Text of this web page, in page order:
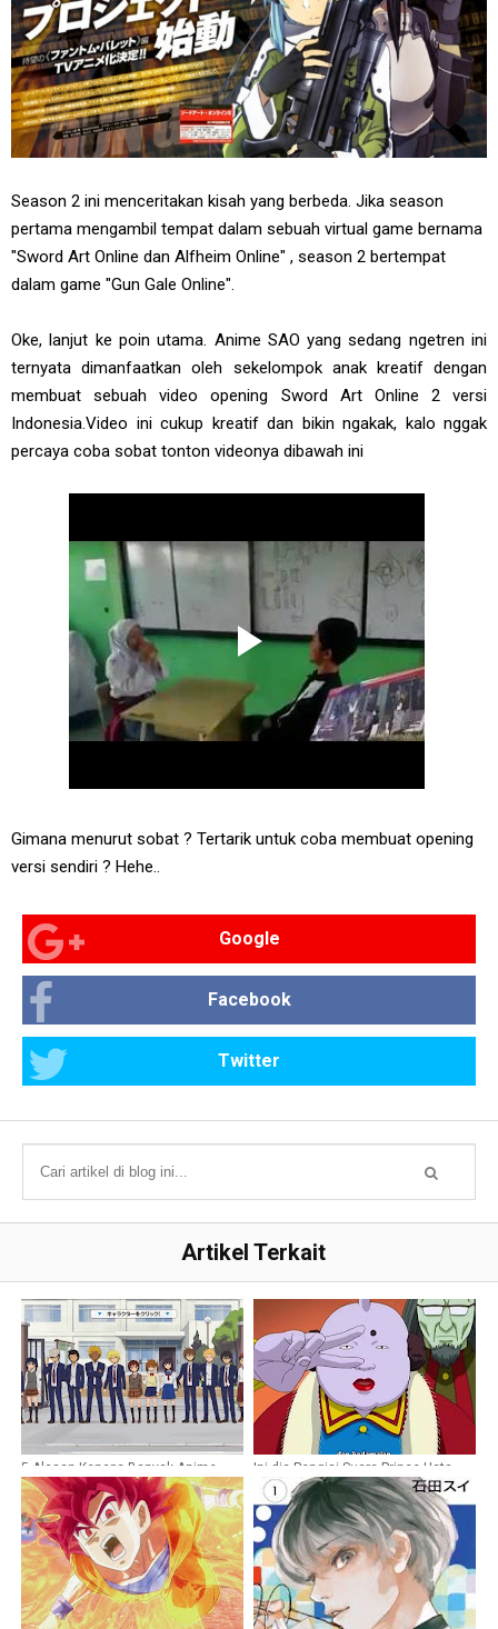
Season 2 ini menceritakan kisah yang berbeda. Jika season
pertama mengambil tempat dalam sebuah virtual game bernama
"Sword Art Online dan Alfheim Online" , season 2 bertempat
dalam game "Gun Gale Online".
Oke, lanjut ke poin utama. Anime SAO yang sedang ngetren ini
ternyata dimanfaatkan oleh sekelompok anak kreatif dengan
membuat sebuah video opening Sword Art Online 2 versi
Indonesia.Video ini cukup kreatif dan bikin ngakak, kalo nggak
percaya coba sobat tonton videonya dibawah ini
Gimana menurut sobat ? Tertarik untuk coba membuat opening
versi sendiri ? Hehe..
Google
Facebook
Twitter
Artikel Terkait
5 Alasan Kenapa Banyak Anime
yang Bertempat di Sekolah
Ini dia Pengisi Suara Prince Hata
(Baka Oji) di Anime Gintama